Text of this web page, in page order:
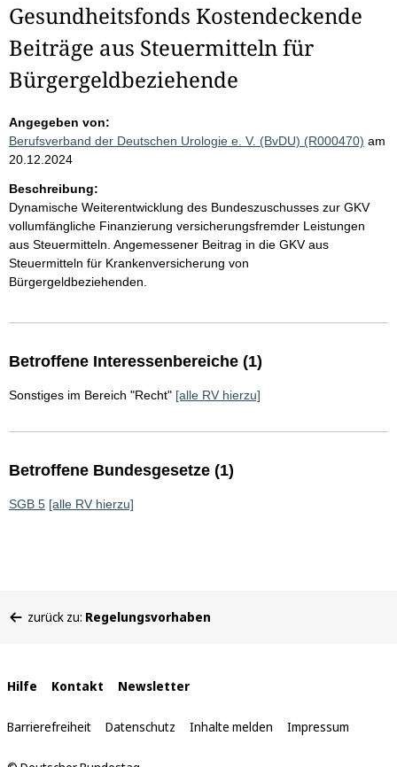
Gesundheitsfonds Kostendeckende
Beiträge aus Steuermitteln für
Bürgergeldbeziehende
Angegeben von:
Berufsverband der Deutschen Urologie e. V. (BvDU) (R000470) am
20.12.2024
Beschreibung:
Dynamische Weiterentwicklung des Bundeszuschusses zur GKV
vollumfängliche Finanzierung versicherungsfremder Leistungen
aus Steuermitteln. Angemessener Beitrag in die GKV aus
Steuermitteln für Krankenversicherung von
Bürgergeldbeziehenden.
Betroffene Interessenbereiche (1)
Sonstiges im Bereich "Recht" [alle RV hierzu]
Betroffene Bundesgesetze (1)
SGB 5 [alle RV hierzu]
befinden
zurück zu: Regelungsvorhaben
Interne
Links
Hilfe Kontakt Newsletter
Barrierefreiheit Datenschutz Inhalte melden Impressum